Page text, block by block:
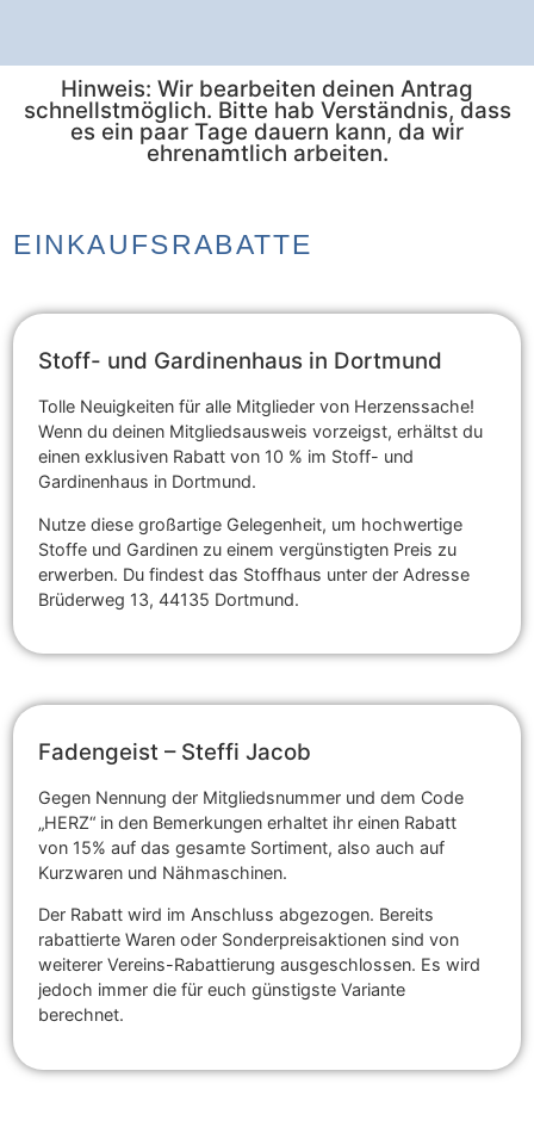
Hinweis: Wir bearbeiten deinen Antrag
schnellstmöglich. Bitte hab Verständnis, dass
es ein paar Tage dauern kann, da wir
ehrenamtlich arbeiten.
EINKAUFSRABATTE
Stoff- und Gardinenhaus in Dortmund
Tolle Neuigkeiten für alle Mitglieder von Herzenssache!
Wenn du deinen Mitgliedsausweis vorzeigst, erhältst du
einen exklusiven Rabatt von 10 % im Stoff- und
Gardinenhaus in Dortmund.
Nutze diese großartige Gelegenheit, um hochwertige
Stoffe und Gardinen zu einem vergünstigten Preis zu
erwerben. Du findest das Stoffhaus unter der Adresse
Brüderweg 13, 44135 Dortmund.
Fadengeist – Steffi Jacob
Gegen Nennung der Mitgliedsnummer und dem Code
„HERZ“ in den Bemerkungen erhaltet ihr einen Rabatt
von 15% auf das gesamte Sortiment, also auch auf
Kurzwaren und Nähmaschinen.
Der Rabatt wird im Anschluss abgezogen. Bereits
rabattierte Waren oder Sonderpreisaktionen sind von
weiterer Vereins-Rabattierung ausgeschlossen. Es wird
jedoch immer die für euch günstigste Variante
berechnet.